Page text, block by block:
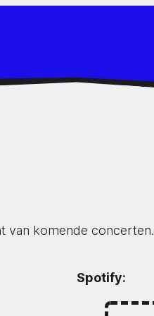
van komende concerten.
Spotify: